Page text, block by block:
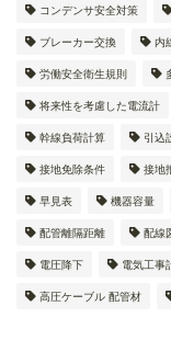
コンデンサ安全対策
ブレーカー交換 内
労働安全衛生規則
将来性を考慮した電流計
幹線負荷計算 引込
接地免除条件 接地
早見表 機器容量
配管離隔距離 配線
電圧降下 電気工事
高圧ケーブル 配管材